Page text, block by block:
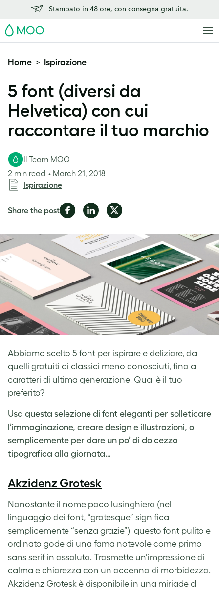
Stampato in 48 ore, con consegna gratuita.
MOO
Home > Ispirazione
5 font (diversi da
Helvetica) con cui
raccontare il tuo marchio
Abbiamo scelto 5 font per ispirare e deliziare, da
quelli gratuiti ai classici meno conosciuti, fino ai
caratteri di ultima generazione. Qual è il tuo
preferito?
Il Team MOO
2 min read
March 21, 2018
Ispirazione
Share the postShare
Facebook
Share
LinkedIn
Share
Twitter
Usa questa selezione di font eleganti per solleticare
l’immaginazione, creare design e illustrazioni, o
semplicemente per dare un po’ di dolcezza
tipografica alla giornata…
Akzidenz Grotesk
Nonostante il nome poco lusinghiero (nel
linguaggio dei font, “grotesque” significa
semplicemente “senza grazie”), questo font pulito e
ordinato gode di una fama notevole come primo
sans serif in assoluto. Trasmette un’impressione di
calma e chiarezza con un accenno di morbidezza.
Akzidenz Grotesk è disponibile in una miriade di